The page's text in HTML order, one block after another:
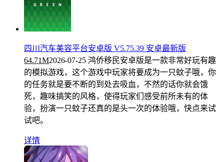
四川汽车美容平台安卓版 V5.75.39 安卓最新版
64.71M2026-07-25 鸿侨移民安卓版是一款非常好玩有趣
的模拟游戏，这个游戏中玩家将要成为一只蚊子哦，你
的任务就是要不断的到处去吸血，不然的话你就会饿
死，趣味搞笑的风格，使得玩家们感受前所未有的体
验，扮演一只蚊子还真的是头一次的体验哦，快点来试
试吧。
详情